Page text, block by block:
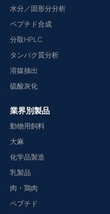
水分／固形分分析
ペプチド合成
分取HPLC
タンパク質分析
溶媒抽出
硫酸灰化
業界別製品
動物用飼料
大麻
化学品製造
乳製品
肉・鶏肉
ペプチド